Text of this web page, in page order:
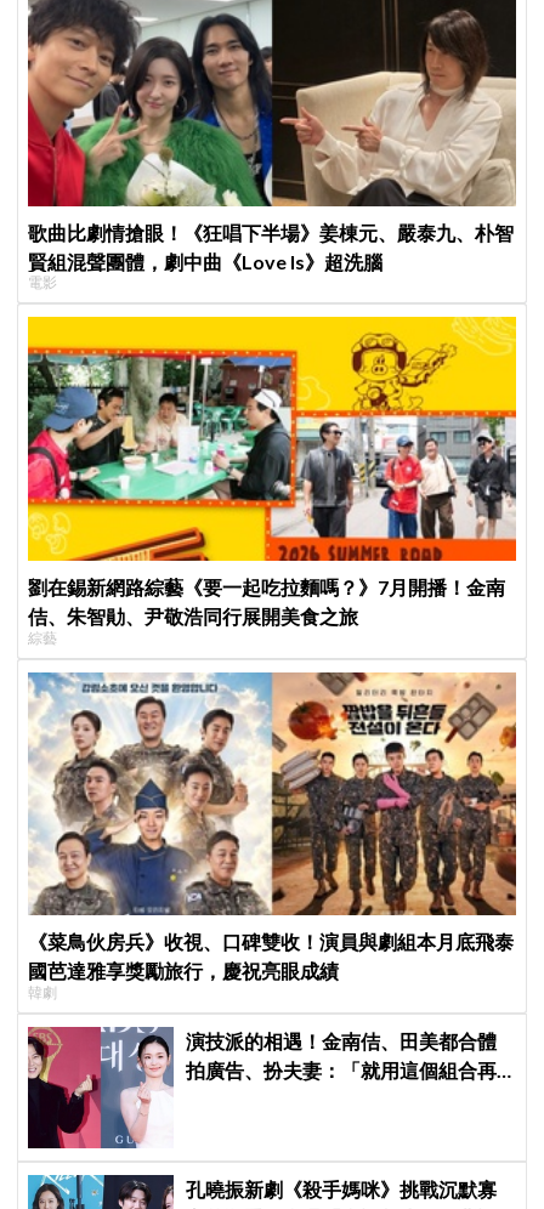
歌曲比劇情搶眼！《狂唱下半場》姜棟元、嚴泰九、朴智
賢組混聲團體，劇中曲《Love Is》超洗腦
電影
劉在錫新網路綜藝《要一起吃拉麵嗎？》7月開播！金南
佶、朱智勛、尹敬浩同行展開美食之旅
綜藝
《菜鳥伙房兵》收視、口碑雙收！演員與劇組本月底飛泰
國芭達雅享獎勵旅行，慶祝亮眼成績
韓劇
演技派的相遇！金南佶、田美都合體
拍廣告、扮夫妻：「就用這個組合再
孔曉振新劇《殺手媽咪》挑戰沉默寡